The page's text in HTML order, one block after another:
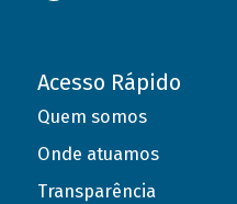
Acesso Rápido
Quem somos
Onde atuamos
Transparência